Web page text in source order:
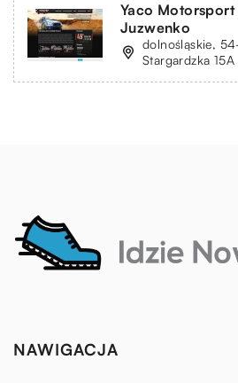
Yaco Motorsport
Juzwenko
dolnośląskie,
Stargardzka 15A
NAWIGACJA